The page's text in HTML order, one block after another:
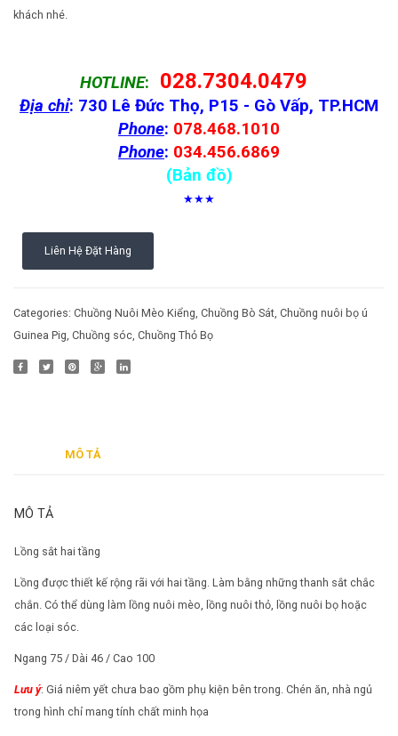
khách nhé.
HOTLINE: 028.7304.0479
Địa chỉ: 730 Lê Đức Thọ, P15 - Gò Vấp, TP.HCM
Phone: 078.468.1010
Phone: 034.456.6869
(Bản đồ)
★★★
Liên Hệ Đặt Hàng
Categories: Chuồng Nuôi Mèo Kiểng Chuồng Bò Sát Chuồng nuôi bọ ú
Guinea Pig Chuồng sóc Chuồng Thỏ Bọ
MÔ TẢ
MÔ TẢ
Lồng sắt hai tầng
Lồng được thiết kế rộng rãi với hai tầng. Làm bằng những thanh sắt chắc
chắn. Có thể dùng làm lồng nuôi mèo, lồng nuôi thỏ, lồng nuôi bọ hoặc
các loại sóc.
Ngang 75 / Dài 46 / Cao 100
Lưu ý: Giá niêm yết chưa bao gồm phụ kiện bên trong. Chén ăn, nhà ngủ
trong hình chỉ mang tính chất minh họa